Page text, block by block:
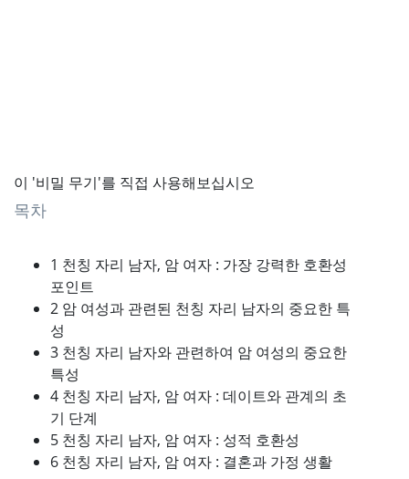
이 '비밀 무기'를 직접 사용해보십시오
목차
1 천칭 자리 남자, 암 여자 : 가장 강력한 호환성
포인트
2 암 여성과 관련된 천칭 자리 남자의 중요한 특
성
3 천칭 자리 남자와 관련하여 암 여성의 중요한
특성
4 천칭 자리 남자, 암 여자 : 데이트와 관계의 초
기 단계
5 천칭 자리 남자, 암 여자 : 성적 호환성
6 천칭 자리 남자, 암 여자 : 결혼과 가정 생활